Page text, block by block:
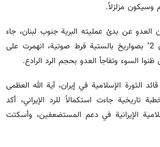
وسيكون مزلزلاً.
العدو عن بدئ عمليته البرية جنوب لبنان، جاء
الرد الإيراني بعملية "الوعد الصادق 2" بصواريخ بالستية فرط صوتية، انهمرت على
السوء وتفاجأ العدو بحجم الرد الرادع.
الثورة الإسلامية في إيران، آية الله العظمى
تاريخية جاءت استكمالاً للرد الإيراني، أكد
الإيرانية في دعم المستضعفين، وأسكتت